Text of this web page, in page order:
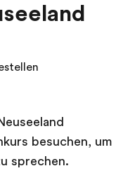
besuchen, um
sprechen.